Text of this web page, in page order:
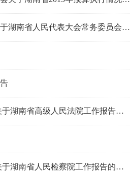
湖南省第十二届人民代表大会第五次会议关于湖南省人民代表大会常务委员会工作报告的决议
湖南省第十二届人民代表大会第五次会议 关于湖南省高级人民法院工作报告的决议
湖南省第十二届人民代表大会第五次会议 关于湖南省人民检察院工作报告的决议